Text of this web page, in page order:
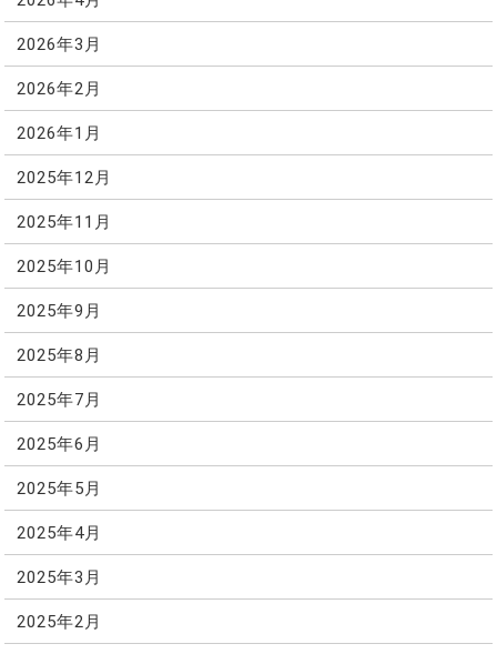
2026年3月
2026年2月
2026年1月
2025年12月
2025年11月
2025年10月
2025年9月
2025年8月
2025年7月
2025年6月
2025年5月
2025年4月
2025年3月
2025年2月